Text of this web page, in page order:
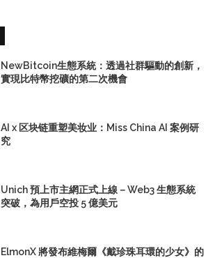
NewBitcoin生態系統：透過社群驅動的創新，
實現比特幣挖礦的第二次機會
AI x 区块链重塑美妆业：Miss China AI 案例研
究
Unich 預上市主網正式上線－Web3 生態系統
突破，為用戶空投 5 億美元
ElmonX 將發布維梅爾《戴珍珠耳環的少女》的